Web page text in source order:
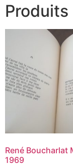
René Boucharlat
1969